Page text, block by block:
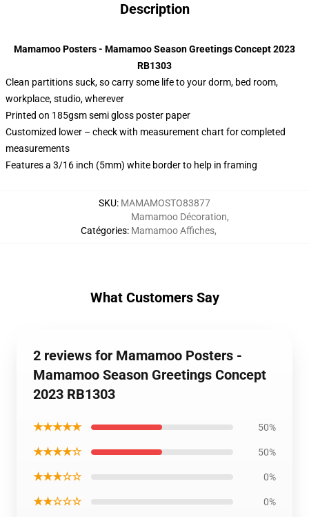
Description
Mamamoo Posters - Mamamoo Season Greetings Concept 2023
RB1303
Clean partitions suck, so carry some life to your dorm, bed room,
workplace, studio, wherever
Printed on 185gsm semi gloss poster paper
Customized lower – check with measurement chart for completed
measurements
Features a 3/16 inch (5mm) white border to help in framing
SKU: MAMAMOSTO83877
Catégories:
Mamamoo Décoration,
Mamamoo Affiches,
What Customers Say
2 reviews for Mamamoo Posters -
Mamamoo Season Greetings Concept
2023 RB1303
★★★★★ 50%
★★★★☆ 50%
★★★☆☆ 0%
★★☆☆☆ 0%